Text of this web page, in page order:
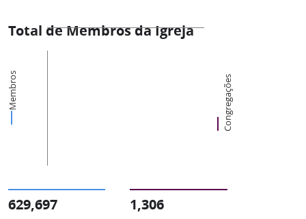
Total de Membros da Igreja
Membros Congregações
629,697 1,306